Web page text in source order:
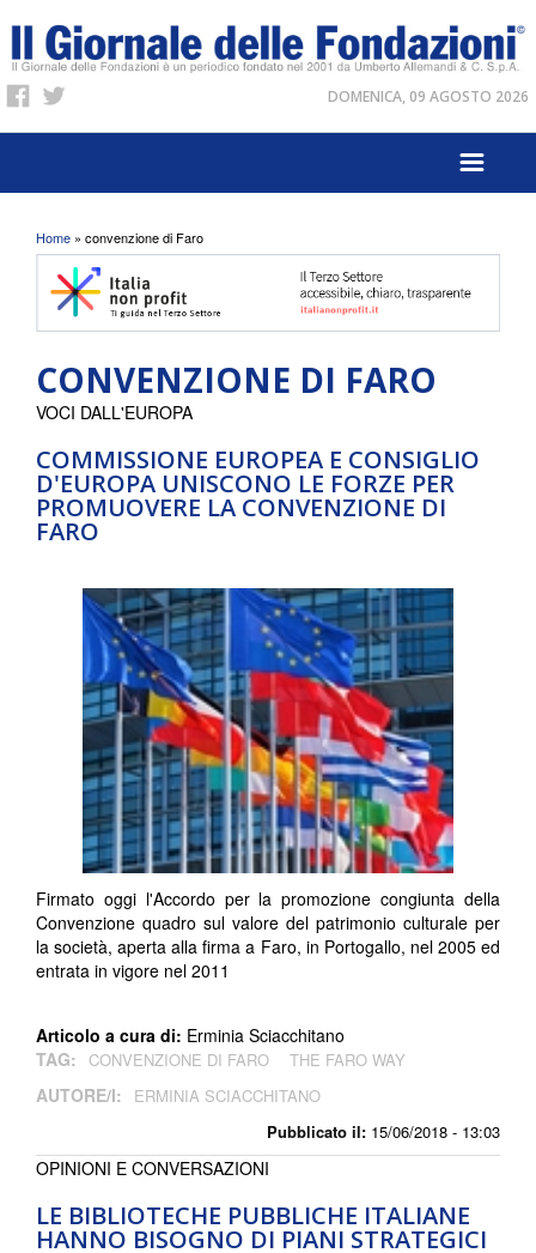
DOMENICA, 09 AGOSTO 2026
Tu sei qui
Home » convenzione di Faro
CONVENZIONE DI FARO
COMMISSIONE EUROPEA E CONSIGLIO
D'EUROPA UNISCONO LE FORZE PER
PROMUOVERE LA CONVENZIONE DI
FARO
Pubblicato il: 15/06/2018 - 13:03
VOCI DALL'EUROPA
Firmato oggi l'Accordo per la promozione congiunta della
Convenzione quadro sul valore del patrimonio culturale per
la società, aperta alla firma a Faro, in Portogallo, nel 2005 ed
entrata in vigore nel 2011
Articolo a cura di: Erminia Sciacchitano
TAG:
CONVENZIONE DI FARO THE FARO WAY
AUTORE/I: ERMINIA SCIACCHITANO
LE BIBLIOTECHE PUBBLICHE ITALIANE
HANNO BISOGNO DI PIANI STRATEGICI
OPINIONI E CONVERSAZIONI